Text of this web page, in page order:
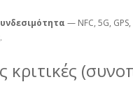
— NFC, 5G,
κριτικές